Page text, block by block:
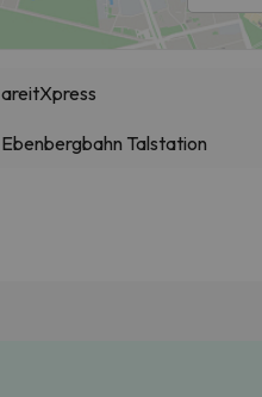
areitXpress
Ebenbergbahn Talstation